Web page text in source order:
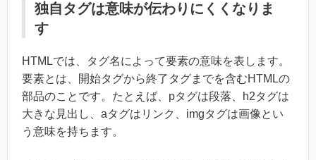
独自タグは意味が伝わりにくくなりま
す
HTMLでは、タグ名によって要素の意味を表します。
要素とは、開始タグから終了タグまでを含むHTMLの
部品のことです。たとえば、pタグは段落、h2タグは
大きな見出し、aタグはリンク、imgタグは画像とい
う意味を持ちます。